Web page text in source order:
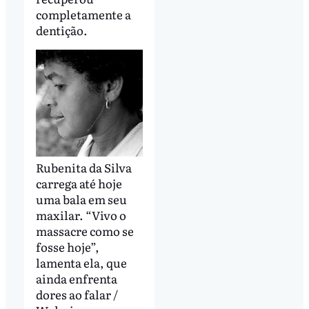
completamente a
dentição.
Rubenita da Silva
carrega até hoje
uma bala em seu
maxilar. “Vivo o
massacre como se
fosse hoje”,
lamenta ela, que
ainda enfrenta
dores ao falar /